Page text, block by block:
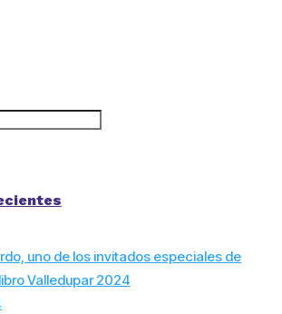
uno de los invitados especiales de
Valledupar 2024